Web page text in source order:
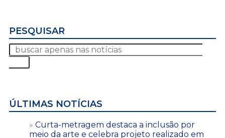
PESQUISAR
ÚLTIMAS NOTÍCIAS
Curta-metragem destaca a inclusão por
meio da arte e celebra projeto realizado em